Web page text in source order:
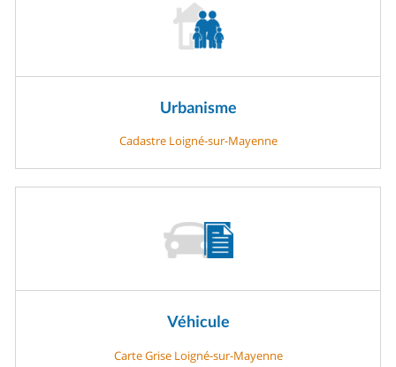
Urbanisme
Cadastre Loigné-sur-Mayenne
Véhicule
Carte Grise Loigné-sur-Mayenne